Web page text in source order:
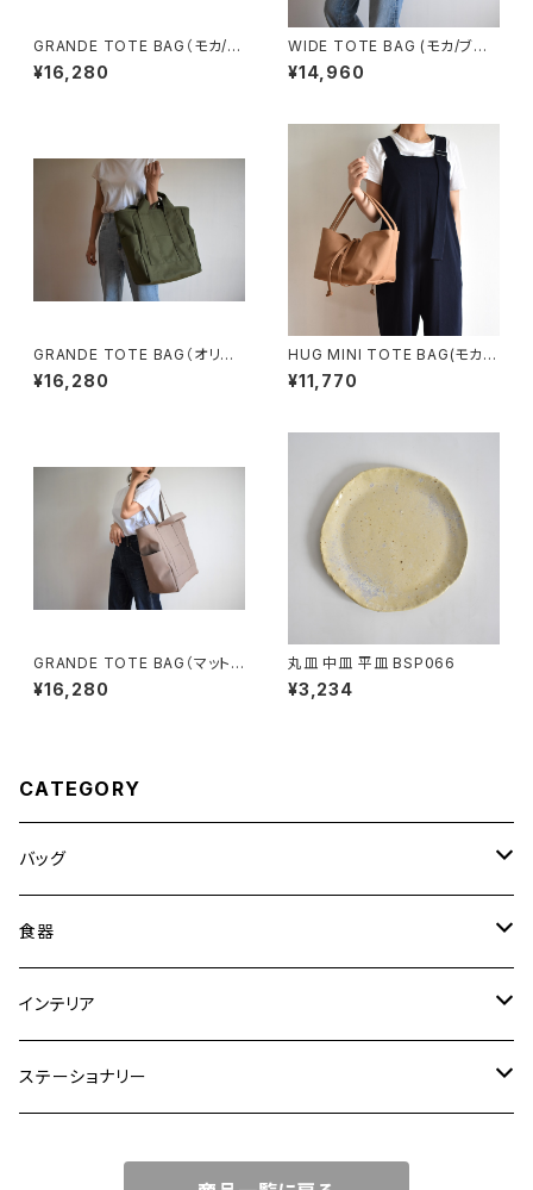
GRANDE TOTE BAG（モカ/ベ
ージュ）
¥16,280
WIDE TOTE BAG (モカ/ブラ
ウン)
¥14,960
GRANDE TOTE BAG（オリー
ブ/カーキ）
¥16,280
HUG MINI TOTE BAG(モカ/
ブラウン)
¥11,770
GRANDE TOTE BAG（マットブ
ラウン）
¥16,280
丸皿 中皿 平皿 BSP066
¥3,234
CATEGORY
バッグ
トートバッグ
ショルダーバッグ
ワンハンドルバッグ
食器
大皿
中皿
インテリア
花瓶・フラワーベース
ステーショナリー